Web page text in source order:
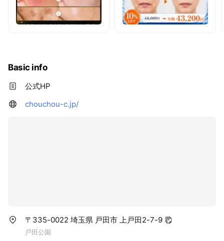
Basic info
公式HP
chouchou-c.jp/
〒335-0022 埼玉県 戸田市 上戸田2-7-9
戸田公園